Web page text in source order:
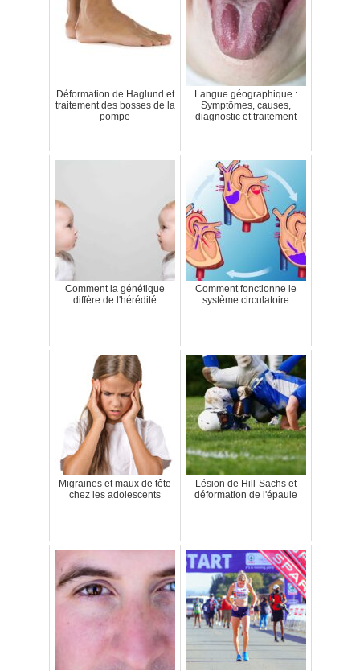
Déformation de Haglund et
traitement des bosses de la
pompe
Langue géographique :
Symptômes, causes,
diagnostic et traitement
Comment la génétique
diffère de l'hérédité
Comment fonctionne le
système circulatoire
Migraines et maux de tête
chez les adolescents
Lésion de Hill-Sachs et
déformation de l'épaule